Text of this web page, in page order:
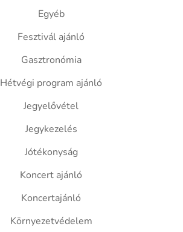
Egyéb
Fesztivál ajánló
Gasztronómia
Hétvégi program ajánló
Jegyelővétel
Jegykezelés
Jótékonyság
Koncert ajánló
Koncertajánló
Környezetvédelem